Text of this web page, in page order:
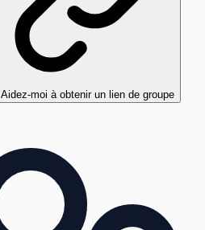
Aidez-moi à obtenir un lien de groupe